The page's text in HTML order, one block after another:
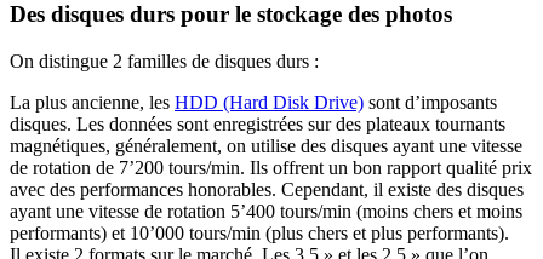
Des disques durs pour le stockage des photos
On distingue 2 familles de disques durs :
La plus ancienne, les HDD (Hard Disk Drive) sont d’imposants
disques. Les données sont enregistrées sur des plateaux tournants
magnétiques, généralement, on utilise des disques ayant une vitesse
de rotation de 7’200 tours/min. Ils offrent un bon rapport qualité prix
avec des performances honorables. Cependant, il existe des disques
ayant une vitesse de rotation 5’400 tours/min (moins chers et moins
performants) et 10’000 tours/min (plus chers et plus performants).
Il existe 2 formats sur le marché. Les 3.5 » et les 2.5 » que l’on